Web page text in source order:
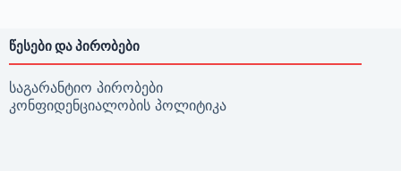
ᲬᲔᲡᲔᲑᲘ ᲓᲐ ᲞᲘᲠᲝᲑᲔᲑᲘ
საგარანტიო პირობები
კონფიდენციალობის პოლიტიკა